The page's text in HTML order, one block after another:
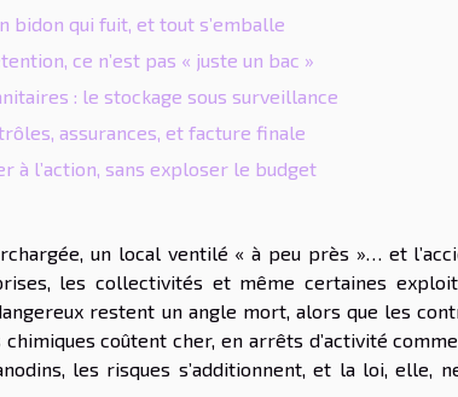
bidon qui fuit, et tout s’emballe
ce n’est pas « juste un bac »
: le stockage sous surveillance
assurances, et facture finale
à l’action, sans exploser le budget
un local ventilé « à peu près »… et
les collectivités et même certaines
restent un angle mort, alors que les
coûtent cher, en arrêts d’activité
les risques s’additionnent, et la loi, elle,